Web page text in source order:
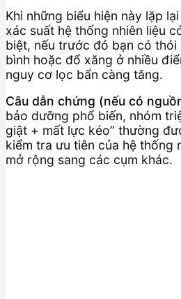
Khi những biểu hiện này lặp
xác suất hệ thống nhiên liệu
biệt, nếu trước đó bạn có thói
bình hoặc đổ xăng ở nhiều
nguy cơ lọc bẩn càng tăng.
Câu dẫn chứng (nếu có
bảo dưỡng phổ biến, nhóm
giật + mất lực kéo” thường
kiểm tra ưu tiên của hệ thống
mở rộng sang các cụm khác.